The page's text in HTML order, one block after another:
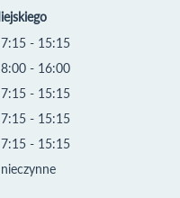
7:15 - 15:15
8:00 - 16:00
7:15 - 15:15
7:15 - 15:15
7:15 - 15:15
nieczynne